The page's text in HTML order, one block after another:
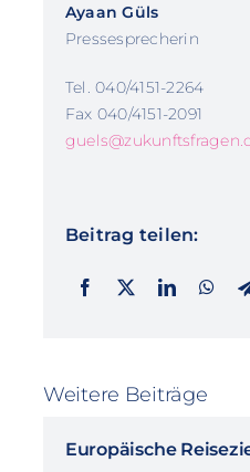
Ayaan Güls
Pressesprecherin
Tel. 040/4151-2264
Fax 040/4151-2091
Beitrag teilen:
Weitere Beiträge
Europäische